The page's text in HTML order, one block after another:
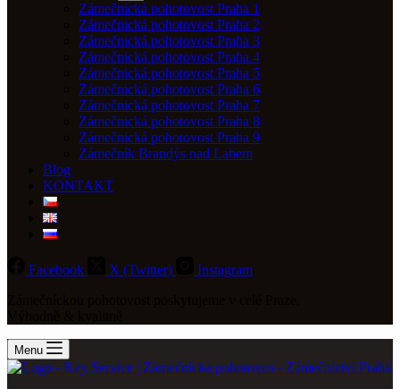
Zámečnická pohotovost Praha 1
Zámečnická pohotovost Praha 2
Zámečnická pohotovost Praha 3
Zámečnická pohotovost Praha 4
Zámečnická pohotovost Praha 5
Zámečnická pohotovost Praha 6
Zámečnická pohotovost Praha 7
Zámečnická pohotovost Praha 8
Zámečnická pohotovost Praha 9
Zámečník Brandýs nad Labem
Blog
KONTAKT
Facebook X (Twitter)
Instagram
Menu